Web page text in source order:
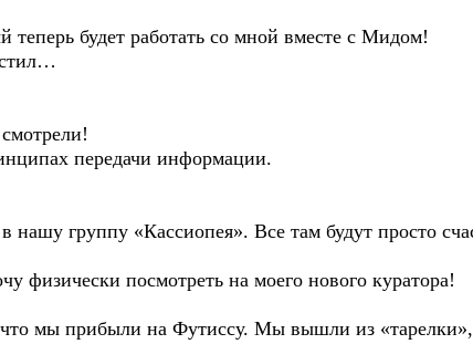
будет работать со мной вместе с Мидом!
передачи информации.
нашу группу «Кассиопея». Все там будут просто
физически посмотреть на моего нового куратора!
что мы прибыли на Футиссу. Мы вышли из